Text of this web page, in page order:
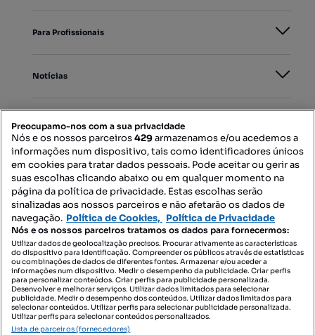
Para Profissionais
Notícias
Mapa do Site
Contacte-nos
SIGA-NOS:
DESCARREGAR NA:
Preocupamo-nos com a sua privacidade
Nós e os nossos parceiros429armazenamos e/ou acedemos a
informações num dispositivo, tais como identificadores únicos
em cookies para tratar dados pessoais. Pode aceitar ou gerir as
suas escolhas clicando abaixo ou em qualquer momento na
página da política de privacidade. Estas escolhas serão
sinalizadas aos nossos parceiros e não afetarão os dados de
navegação. Política de Cookies, Política de Privacidade
Nós e os nossos parceiros tratamos os dados para fornecermos:
Utilizar dados de geolocalização precisos. Procurar ativamente as características
do dispositivo para identificação. Compreender os públicos através de estatísticas
ou combinações de dados de diferentes fontes. Armazenar e/ou aceder a
informações num dispositivo. Medir o desempenho da publicidade. Criar perfis
para personalizar conteúdos. Criar perfis para publicidade personalizada.
Desenvolver e melhorar serviços. Utilizar dados limitados para selecionar
publicidade. Medir o desempenho dos conteúdos. Utilizar dados limitados para
selecionar conteúdos. Utilizar perfis para selecionar publicidade personalizada.
Utilizar perfis para selecionar conteúdos personalizados.
Lista de parceiros (fornecedores)